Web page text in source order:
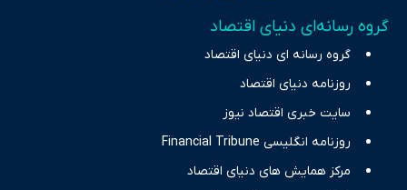
چالش‌های فقر و بیکاری را جست‌وجو کرده و در کنار تحلیل آمارها،
نیازهای خبری مخاطبان در حوزه‌های اثرگذار بر اقتصاد را با رویکردی
حرفه‌ای و روزآمد پوشش می‌دهیم.
گروه رسانه‌ای دنیای اقتصاد
گروه رسانه ای دنیای اقتصاد
روزنامه دنیای اقتصاد
سایت خبری اقتصاد نیوز
روزنامه انگلیسی Financial Tribune
مرکز همایش های دنیای اقتصاد